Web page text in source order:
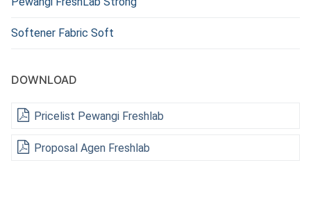
Softener Fabric Soft
DOWNLOAD
Pricelist Pewangi Freshlab
Proposal Agen Freshlab